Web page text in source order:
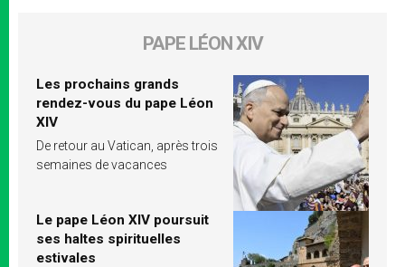
PAPE LÉON XIV
Les prochains grands
rendez-vous du pape Léon
XIV
De retour au Vatican, après trois
semaines de vacances
Le pape Léon XIV poursuit
ses haltes spirituelles
estivales